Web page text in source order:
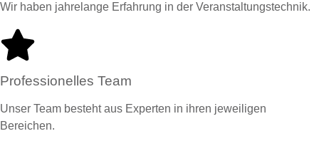
Wir haben jahrelange Erfahrung in der Veranstaltungstechnik.
Professionelles Team
Unser Team besteht aus Experten in ihren jeweiligen
Bereichen.